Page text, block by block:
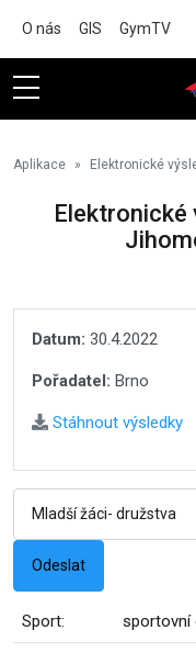
O nás GIS GymTV
Aplikace Elektronické
Elektronické
Datum: 30.4.2022
Pořadatel: Brno
Stáhnout výsledky
Sport: sportovní